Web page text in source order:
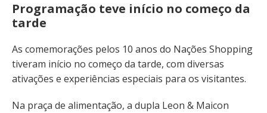
Programação teve início no começo da
tarde
As comemorações pelos 10 anos do Nações Shopping
tiveram início no começo da tarde, com diversas
ativações e experiências especiais para os visitantes.
Na praça de alimentação, a dupla Leon & Maicon